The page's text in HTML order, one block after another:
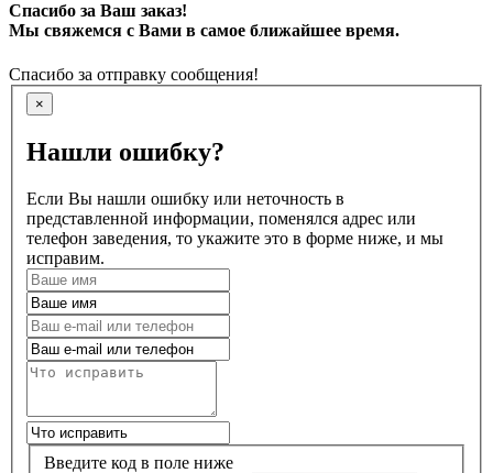
Спасибо за Ваш заказ!
Мы свяжемся с Вами в самое ближайшее время.
Спасибо за отправку сообщения!
×
Нашли ошибку?
Если Вы нашли ошибку или неточность в
представленной информации, поменялся адрес или
телефон заведения, то укажите это в форме ниже, и мы
исправим.
Введите код в поле ниже